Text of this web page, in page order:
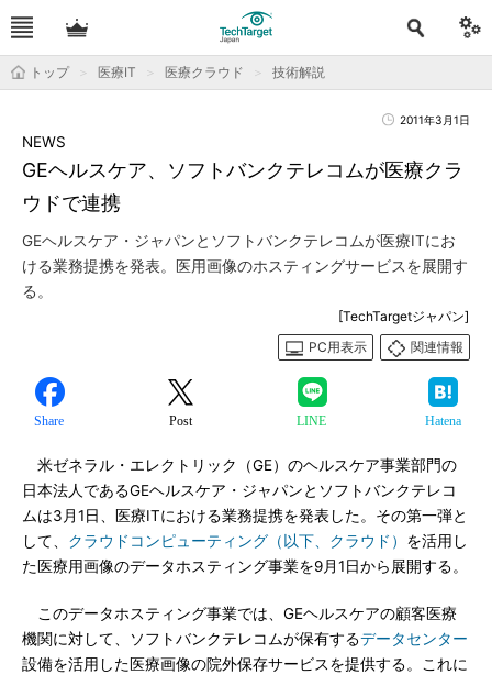
トップ 医療IT 医療クラウド 技術解説
2011年3月1日
GEヘルスケア、ソフトバンクテレコムが医療クラ
ウドで連携
NEWS
GEヘルスケア・ジャパンとソフトバンクテレコムが医療ITにお
ける業務提携を発表。医用画像のホスティングサービスを展開す
る。
[TechTargetジャパン]
PC用表示
関連情報
Share Post LINE Hatena
米ゼネラル・エレクトリック（GE）のヘルスケア事業部門の
日本法人であるGEヘルスケア・ジャパンとソフトバンクテレコ
ムは3月1日、医療ITにおける業務提携を発表した。その第一弾と
して、 クラウドコンピューティング（以下、クラウド） を活用し
た医療用画像のデータホスティング事業を9月1日から展開する。
このデータホスティング事業では、GEヘルスケアの顧客医療
機関に対して、ソフトバンクテレコムが保有するデータセンター
設備を活用した医療画像の院外保存サービスを提供する。これに